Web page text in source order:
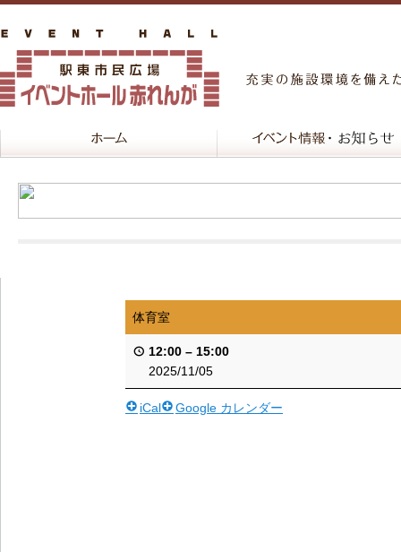
体育室
12:00 – 15:00
2025/11/05
iCal Google カレンダー